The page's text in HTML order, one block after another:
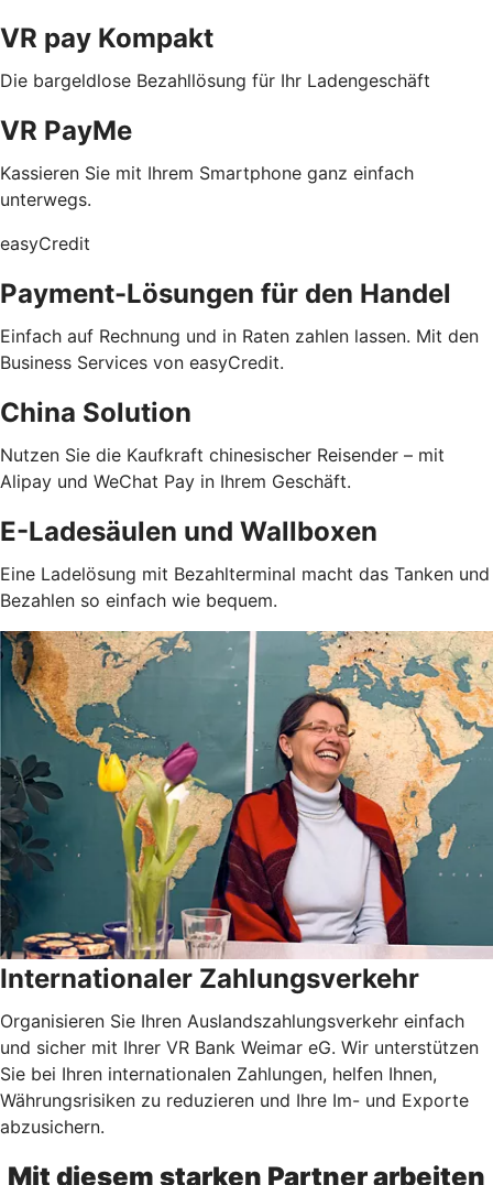
VR pay Kompakt
Die bargeldlose Bezahllösung für Ihr Ladengeschäft
VR PayMe
Kassieren Sie mit Ihrem Smartphone ganz einfach
unterwegs.
easyCredit
Payment-Lösungen für den Handel
Einfach auf Rechnung und in Raten zahlen lassen. Mit den
Business Services von easyCredit.
China Solution
Nutzen Sie die Kaufkraft chinesischer Reisender – mit
Alipay und WeChat Pay in Ihrem Geschäft.
E-Ladesäulen und Wallboxen
Eine Ladelösung mit Bezahlterminal macht das Tanken und
Bezahlen so einfach wie bequem.
Internationaler Zahlungsverkehr
Organisieren Sie Ihren Auslandszahlungsverkehr einfach
und sicher mit Ihrer VR Bank Weimar eG. Wir unterstützen
Sie bei Ihren internationalen Zahlungen, helfen Ihnen,
Währungsrisiken zu reduzieren und Ihre Im- und Exporte
abzusichern.
Mit diesem starken Partner arbeiten